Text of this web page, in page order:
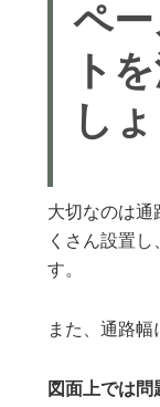
ペ
ト
しょ
大切なのは通
くさん設置
す。
また、通路幅
図面上では